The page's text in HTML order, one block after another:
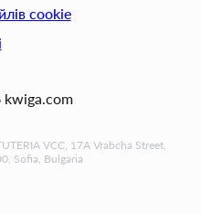
cookie
VCC, 17A Vrabcha Street,
Sofia, Bulgaria